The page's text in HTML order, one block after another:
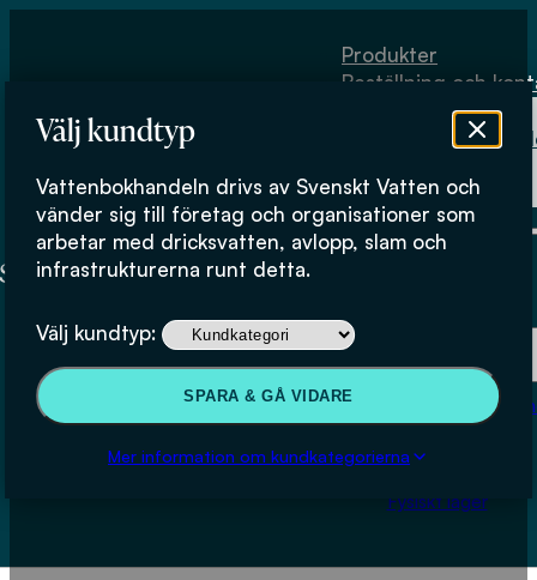
Välj kundtyp
Vattenbokhandeln drivs av Svenskt Vatten och
vänder sig till företag och organisationer som
arbetar med dricksvatten, avlopp, slam och
infrastrukturerna runt detta.
Välj kundtyp:
SPARA & GÅ VIDARE
Mer information om kundkategorierna
Produkter
Beställning och
Fysiskt lager
Beställning och kontakt
Om
Köpvillkor
Fysiskt lager